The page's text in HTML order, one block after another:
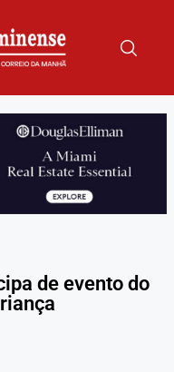
de evento do